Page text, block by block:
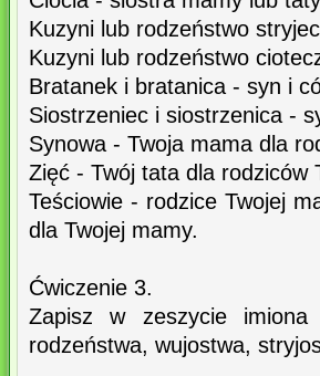
Kuzyni lub rodzeństwo
Kuzyni lub rodzeństwo
Bratanek i bratanica - syn i
Siostrzeniec i siostrzenica -
Synowa - Twoja mama dla
Zięć - Twój tata dla rodziców
Teściowie - rodzice Twojej
dla Twojej mamy.
Ćwiczenie 3.
Zapisz w zeszycie imiona
rodzeństwa, wujostwa,